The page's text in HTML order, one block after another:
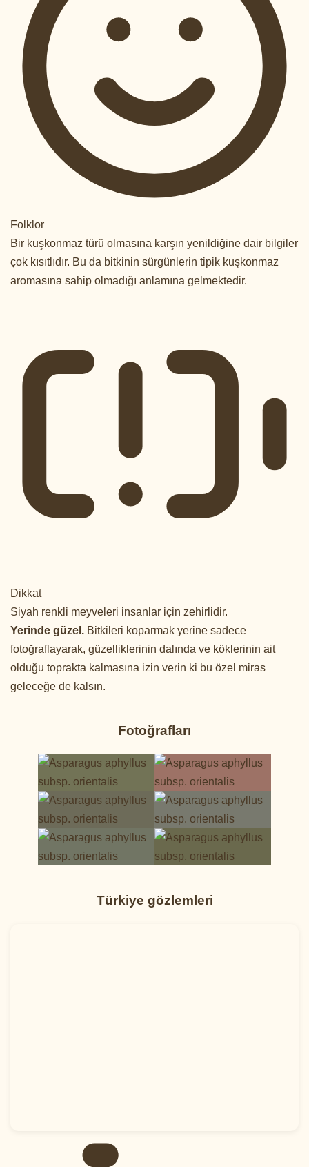
Folklor
Bir kuşkonmaz türü olmasına karşın yenildiğine dair bilgiler
çok kısıtlıdır. Bu da bitkinin sürgünlerin tipik kuşkonmaz
aromasına sahip olmadığı anlamına gelmektedir.
Dikkat
Siyah renkli meyveleri insanlar için zehirlidir.
Yerinde güzel. Bitkileri koparmak yerine sadece
fotoğraflayarak, güzelliklerinin dalında ve köklerinin ait
olduğu toprakta kalmasına izin verin ki bu özel miras
geleceğe de kalsın.
Fotoğrafları
Türkiye gözlemleri